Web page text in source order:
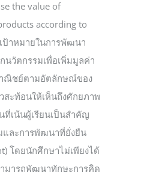
the value of
according to
ป้าหมายในการพัฒนา
วัตกรรมเพื่อเพิ่มมูลค่า
าณิชย์ตามอัตลักษณ์ของ
ะท้อนให้เห็นถึงศักยภาพ
ที่เน้นผู้เรียนเป็นสำคัญ
และการพัฒนาที่ยั่งยืน
โดยนักศึกษาไม่เพียงได้
มารถพัฒนาทักษะการคิด